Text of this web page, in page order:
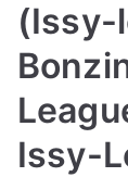
(Issy-
Issy-